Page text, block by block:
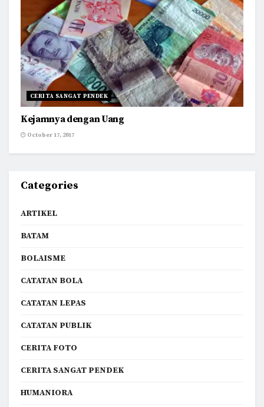
CERITA SANGAT PENDEK
Kejamnya dengan Uang
October 17, 2017
Categories
ARTIKEL
BATAM
BOLAISME
CATATAN BOLA
CATATAN LEPAS
CATATAN PUBLIK
CERITA FOTO
CERITA SANGAT PENDEK
HUMANIORA